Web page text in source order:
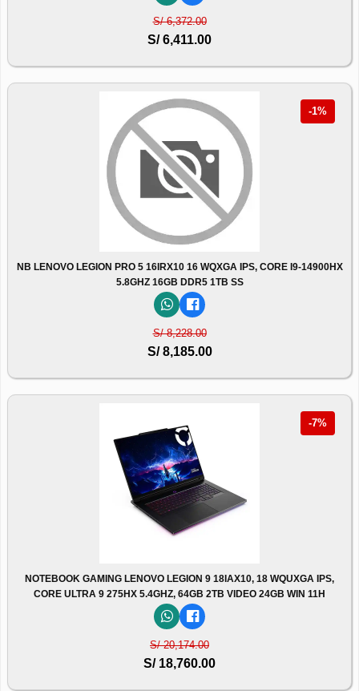
S/ 6,372.00
S/ 6,411.00
-1%
NB LENOVO LEGION PRO 5 16IRX10 16 WQXGA IPS, CORE I9-14900HX
5.8GHZ 16GB DDR5 1TB SS
S/ 8,228.00
S/ 8,185.00
-7%
NOTEBOOK GAMING LENOVO LEGION 9 18IAX10, 18 WQUXGA IPS,
CORE ULTRA 9 275HX 5.4GHZ, 64GB 2TB VIDEO 24GB WIN 11H
S/ 20,174.00
S/ 18,760.00